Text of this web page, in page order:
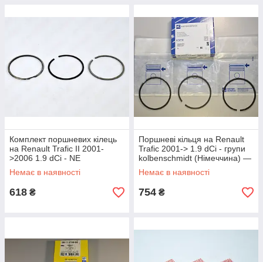
Комплект поршневих кілець
на Renault Trafic II 2001-
>2006 1.9 dCi - NE
(Німеччина) - 8938435000
Немає в наявності
618 ₴
Поршневі кільця на Renault
Trafic 2001-> 1.9 dCi - групи
kolbenschmidt (Німеччина) —
800036110000
Немає в наявності
754 ₴